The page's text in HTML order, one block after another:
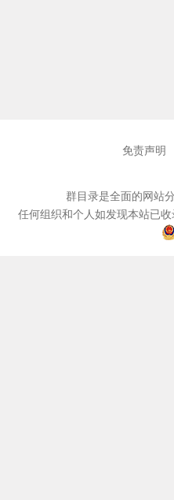
免责声明
群目录是全面的网站
任何组织和个人如发现本站已